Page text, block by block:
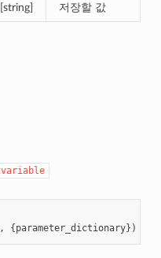
[string] 저장할 값
, {parameter_dictionary})